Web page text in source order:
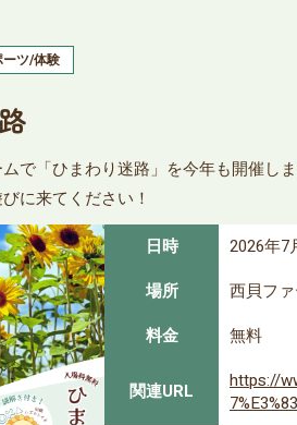
ーツ/体験
で「ひまわり迷路」を今年も開催し
に来てください！
日時
2026年7
場所
西貝フ
料金
無料
関連URL
https://